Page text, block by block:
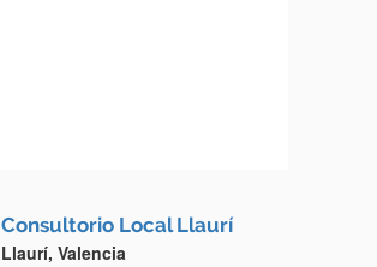
Consultorio Local Llaurí
Llaurí, Valencia